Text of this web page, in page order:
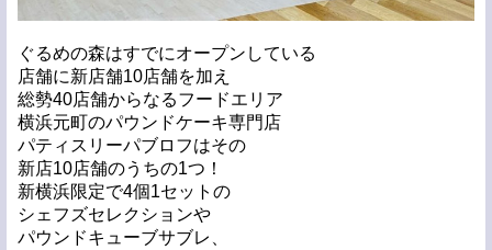
ぐるめの森はすでにオープンしている
店舗に新店舗10店舗を加え
総勢40店舗からなるフードエリア
横浜元町のパウンドケーキ専門店
パティスリーパブロフはその
新店10店舗のうちの1つ！
新横浜限定で4個1セットの
シェフズセレクションや
パウンドキューブサブレ、